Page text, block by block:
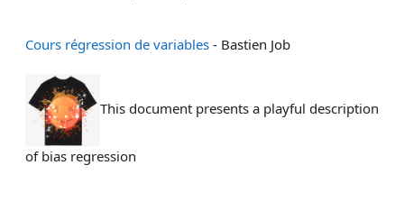
Cours régression de variables - Bastien Job
This document presents a playful description
of bias regression